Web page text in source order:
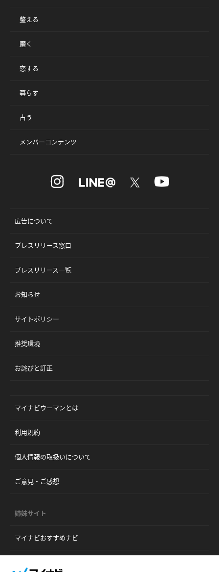
整える
磨く
恋する
暮らす
占う
メンバーコンテンツ
広告について
プレスリリース窓口
プレスリリース一覧
お知らせ
サイトポリシー
推奨環境
お詫びと訂正
マイナビウーマンとは
利用規約
個人情報の取扱いについて
ご意見・ご感想
姉妹サイト
マイナビおすすめナビ